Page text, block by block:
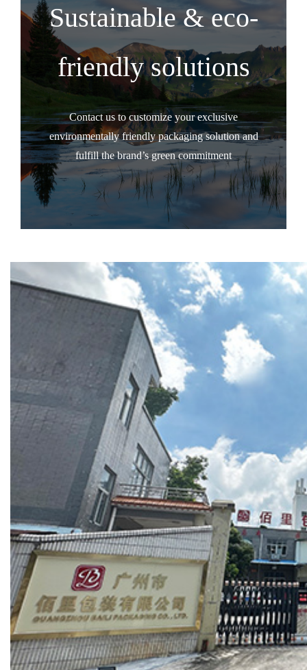
Sustainable & eco-
friendly solutions
Contact us to customize your exclusive
environmentally friendly packaging solution and
fulfill the brand’s green commitment